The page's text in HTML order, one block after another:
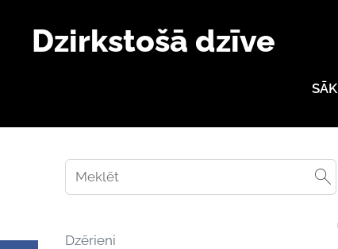
Dzirkstošā dzīve
Dzērieni